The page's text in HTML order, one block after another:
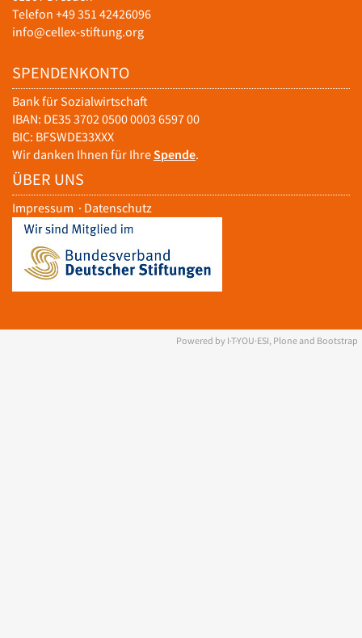
Telefon +49 351 42426096
info@cellex-stiftung.org
SPENDENKONTO
Bank für Sozialwirtschaft
IBAN: DE35 3702 0500 0003 6597 00
BIC: BFSWDE33XXX
Wir danken Ihnen für IhreSpende.
ÜBER UNS
Impressum · Datenschutz
Powered by I·T·YOU·ESI, Plone and Bootstrap